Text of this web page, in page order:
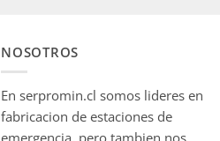
NOSOTROS
En serpromin.cl somos lideres en
fabricacion de estaciones de
emergencia, pero tambien nos